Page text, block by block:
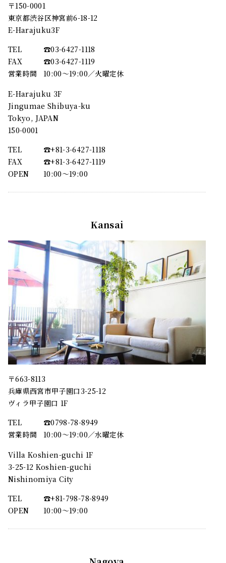
〒150-0001
東京都渋谷区神宮前6-18-12
E-Harajuku3F
TEL
☎︎03-6427-1118
FAX
☎︎03-6427-1119
営業時間
10:00～19:00／火曜定休
E-Harajuku 3F
Jingumae Shibuya-ku
Tokyo, JAPAN
150-0001
TEL
☎︎+81-3-6427-1118
FAX
☎︎+81-3-6427-1119
OPEN
10:00〜19:00
Kansai
〒663-8113
兵庫県西宮市甲子園口3-25-12
ヴィラ甲子園口 1F
TEL
☎︎0798-78-8949
営業時間
10:00～19:00／水曜定休
Villa Koshien-guchi 1F
3-25-12 Koshien-guchi
Nishinomiya City
TEL
☎︎+81-798-78-8949
OPEN
10:00〜19:00